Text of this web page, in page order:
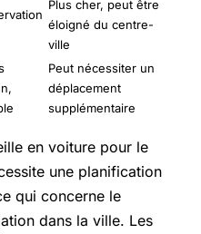
Plus cher, peut être
éloigné du centre-
ville
Peut nécessiter un
déplacement
supplémentaire
en voiture pour le
une planification
qui concerne le
dans la ville. Les